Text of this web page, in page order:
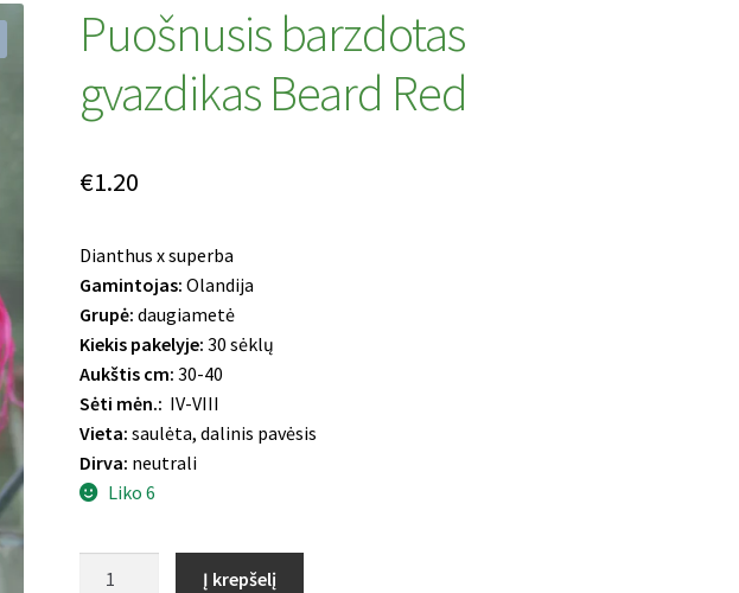
Puošnusis barzdotas
gvazdikas Beard Red
€1.20
Dianthus x superba
Gamintojas: Olandija
Grupė: daugiametė
Kiekis pakelyje: 30 sėklų
Aukštis cm: 30-40
Sėti mėn.: IV-VIII
Vieta: saulėta, dalinis pavėsis
Dirva: neutrali
Liko 6
Į krepšelį